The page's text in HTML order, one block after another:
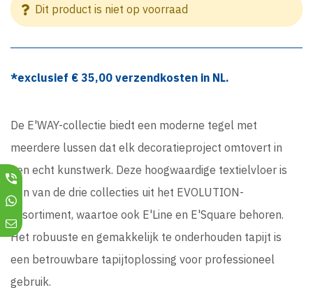
Dit product is niet op voorraad
*exclusief € 35,00 verzendkosten in NL.
De E'WAY-collectie biedt een moderne tegel met
meerdere lussen dat elk decoratieproject omtovert in
een echt kunstwerk. Deze hoogwaardige textielvloer is
een van de drie collecties uit het EVOLUTION-
assortiment, waartoe ook E'Line en E'Square behoren.
Het robuuste en gemakkelijk te onderhouden tapijt is
een betrouwbare tapijtoplossing voor professioneel
gebruik.